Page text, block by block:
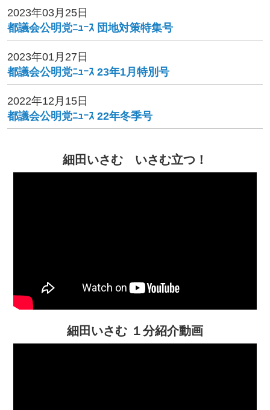
2023年03月25日
都議会公明党ﾆｭｰｽ 団地対策特集号
2023年01月27日
都議会公明党ﾆｭｰｽ 23年1月特別号
2022年12月15日
都議会公明党ﾆｭｰｽ 22年冬季号
細田いさむ いさむ立つ！
細田いさむ １分紹介動画